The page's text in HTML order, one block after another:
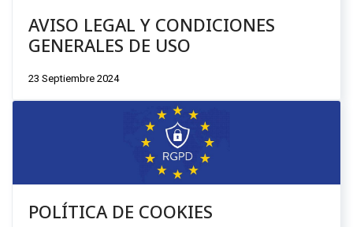
AVISO LEGAL Y CONDICIONES
GENERALES DE USO
23 Septiembre 2024
POLÍTICA DE COOKIES